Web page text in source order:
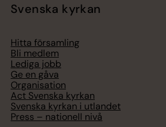
Svenska kyrkan
Hitta församling
Bli medlem
Lediga jobb
Ge en gåva
Organisation
Act Svenska kyrkan
Svenska kyrkan i utlandet
Press – nationell nivå